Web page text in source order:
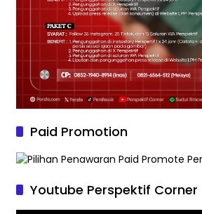
Paid Promotion
Youtube Perspektif Corner